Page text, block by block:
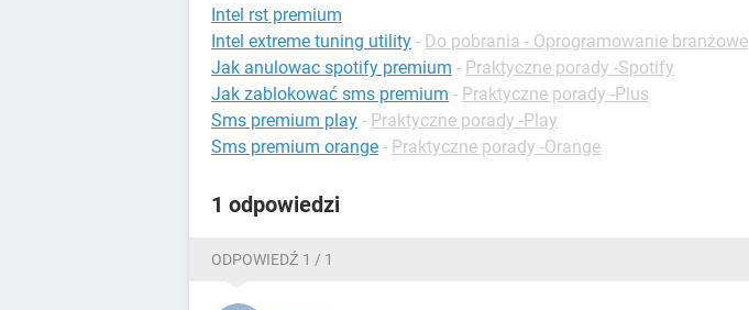
Intel rst premium
Intel extreme tuning utility - Do pobrania - Oprogramowanie branżowe
Jak anulowac spotify premium - Praktyczne porady -Spotify
Jak zablokować sms premium - Praktyczne porady -Plus
Sms premium play - Praktyczne porady -Play
Sms premium orange - Praktyczne porady -Orange
1 odpowiedzi
ODPOWIEDŹ 1 / 1